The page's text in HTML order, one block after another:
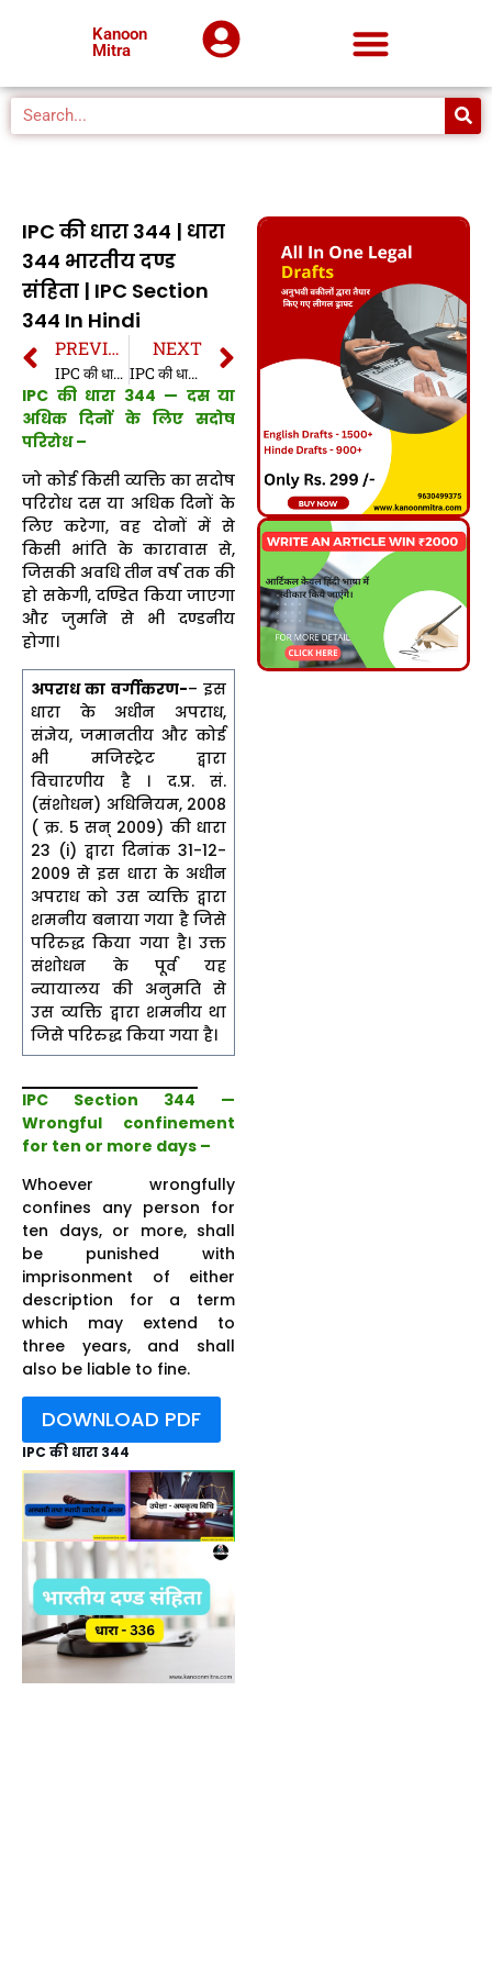
Kanoon
Mitra
IPC की धारा 344 | धारा
344 भारतीय दण्ड
संहिता | IPC Section
344 In Hindi
PREVIOUS
IPC की धारा 343 | धारा 343 भारतीय दण्ड संहिता | IPC Section 343 In Hindi
NEXT
IPC की धारा 345 | धारा 345 भारतीय दण्ड संहिता | IPC Section 345 In Hindi
IPC की धारा 344 — दस या
अधिक दिनों के लिए सदोष
परिरोध –
जो कोई किसी व्यक्ति का सदोष
परिरोध दस या अधिक दिनों के
लिए करेगा, वह दोनों में से
किसी भांति के कारावास से,
जिसकी अवधि तीन वर्ष तक की
हो सकेगी, दण्डित किया जाएगा
और जुर्माने से भी दण्डनीय
होगा।
अपराध का वर्गीकरण-– इस
धारा के अधीन अपराध,
संज्ञेय, जमानतीय और कोई
भी मजिस्ट्रेट द्वारा
विचारणीय है । द.प्र. सं.
(संशोधन) अधिनियम, 2008
( क्र. 5 सन् 2009) की धारा
23 (i) द्वारा दिनांक 31-12-
2009 से इस धारा के अधीन
अपराध को उस व्यक्ति द्वारा
शमनीय बनाया गया है जिसे
परिरुद्ध किया गया है। उक्त
संशोधन के पूर्व यह
न्यायालय की अनुमति से
उस व्यक्ति द्वारा शमनीय था
जिसे परिरुद्ध किया गया है।
IPC Section 344 —
Wrongful confinement
for ten or more days –
Whoever wrongfully
confines any person for
ten days, or more, shall
be punished with
imprisonment of either
description for a term
which may extend to
three years, and shall
also be liable to fine.
DOWNLOAD PDF
IPC की धारा 344